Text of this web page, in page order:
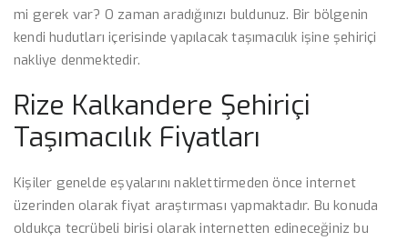
mi gerek var? O zaman aradığınızı buldunuz. Bir bölgenin
kendi hudutları içerisinde yapılacak taşımacılık işine şehiriçi
nakliye denmektedir.
Rize Kalkandere Şehiriçi
Taşımacılık Fiyatları
Kişiler genelde eşyalarını naklettirmeden önce internet
üzerinden olarak fiyat araştırması yapmaktadır. Bu konuda
oldukça tecrübeli birisi olarak internetten edineceğiniz bu